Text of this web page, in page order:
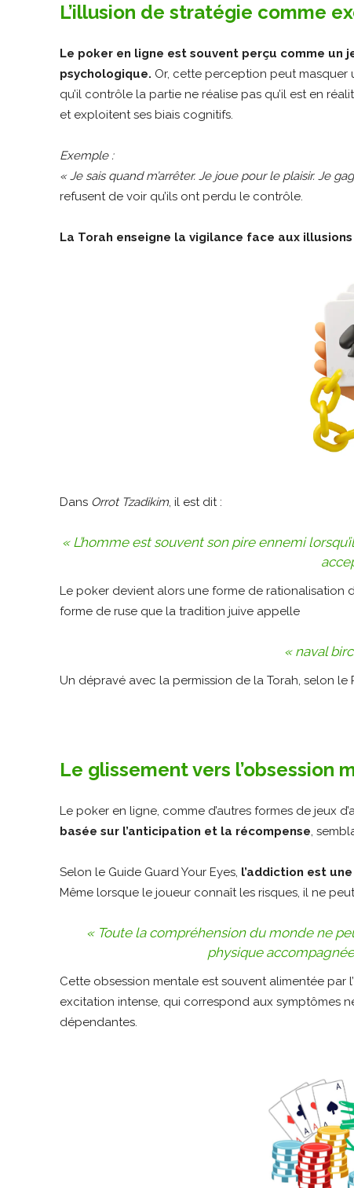
L’illusion de stratégie comme
Le poker en ligne est souvent perçu comme un
psychologique. Or, cette perception peut masquer
qu’il contrôle la partie ne réalise pas qu’il est en
et exploitent ses biais cognitifs.
Exemple :
« Je sais quand m’arrêter. Je joue pour le plaisir. Je
refusent de voir qu’ils ont perdu le contrôle.
La Torah enseigne la vigilance face aux
Dans Orrot Tzadikim, il est dit :
« L’homme est souvent son pire ennemi
Le poker devient alors une forme de rationalisation
forme de ruse que la tradition juive appelle
« naval
Un dépravé avec la permission de la Torah, selon le
Le glissement vers l’obsession
Le poker en ligne, comme d’autres formes de jeux
basée sur l’anticipation et la récompense,
Selon le Guide Guard Your Eyes, l’addiction est
Même lorsque le joueur connaît les risques, il ne
« Toute la compréhension du monde ne
physique
Cette obsession mentale est souvent alimentée par
excitation intense, qui correspond aux symptômes
dépendantes.